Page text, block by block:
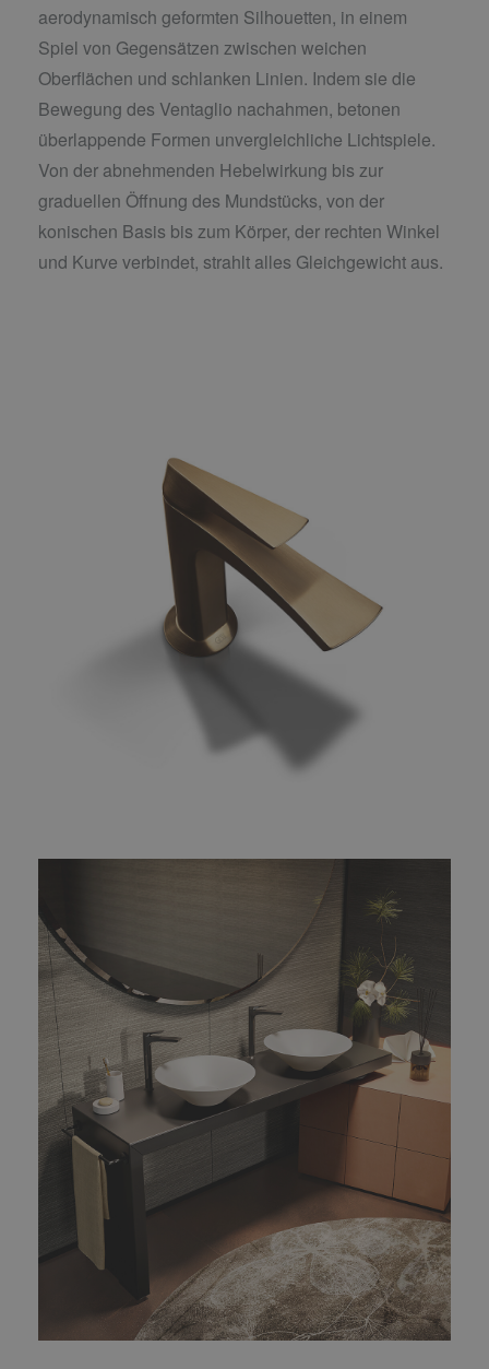
aerodynamisch geformten Silhouetten, in einem
Spiel von Gegensätzen zwischen weichen
Oberflächen und schlanken Linien. Indem sie die
Bewegung des Ventaglio nachahmen, betonen
überlappende Formen unvergleichliche Lichtspiele.
Von der abnehmenden Hebelwirkung bis zur
graduellen Öffnung des Mundstücks, von der
konischen Basis bis zum Körper, der rechten Winkel
und Kurve verbindet, strahlt alles Gleichgewicht aus.